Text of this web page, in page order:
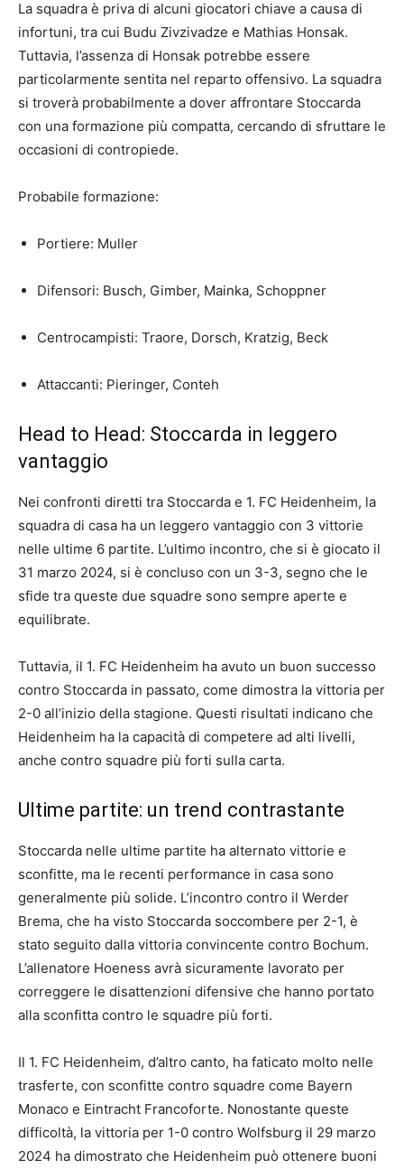
La squadra è priva di alcuni giocatori chiave a causa di
infortuni, tra cui Budu Zivzivadze e Mathias Honsak.
Tuttavia, l’assenza di Honsak potrebbe essere
particolarmente sentita nel reparto offensivo. La squadra
si troverà probabilmente a dover affrontare Stoccarda
con una formazione più compatta, cercando di sfruttare le
occasioni di contropiede.
Probabile formazione:
Portiere: Muller
Difensori: Busch, Gimber, Mainka, Schoppner
Centrocampisti: Traore, Dorsch, Kratzig, Beck
Attaccanti: Pieringer, Conteh
Head to Head: Stoccarda in leggero
vantaggio
Nei confronti diretti tra Stoccarda e 1. FC Heidenheim, la
squadra di casa ha un leggero vantaggio con 3 vittorie
nelle ultime 6 partite. L’ultimo incontro, che si è giocato il
31 marzo 2024, si è concluso con un 3-3, segno che le
sfide tra queste due squadre sono sempre aperte e
equilibrate.
Tuttavia, il 1. FC Heidenheim ha avuto un buon successo
contro Stoccarda in passato, come dimostra la vittoria per
2-0 all’inizio della stagione. Questi risultati indicano che
Heidenheim ha la capacità di competere ad alti livelli,
anche contro squadre più forti sulla carta.
Ultime partite: un trend contrastante
Stoccarda nelle ultime partite ha alternato vittorie e
sconfitte, ma le recenti performance in casa sono
generalmente più solide. L’incontro contro il Werder
Brema, che ha visto Stoccarda soccombere per 2-1, è
stato seguito dalla vittoria convincente contro Bochum.
L’allenatore Hoeness avrà sicuramente lavorato per
correggere le disattenzioni difensive che hanno portato
alla sconfitta contro le squadre più forti.
Il 1. FC Heidenheim, d’altro canto, ha faticato molto nelle
trasferte, con sconfitte contro squadre come Bayern
Monaco e Eintracht Francoforte. Nonostante queste
difficoltà, la vittoria per 1-0 contro Wolfsburg il 29 marzo
2024 ha dimostrato che Heidenheim può ottenere buoni